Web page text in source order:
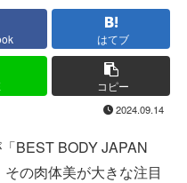
はてブ
コピー
2024.09.14
BEST BODY JAPAN
の肉体美が大きな注目